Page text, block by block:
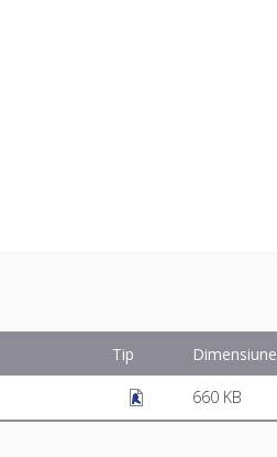
Tip Dimensiune
660 KB